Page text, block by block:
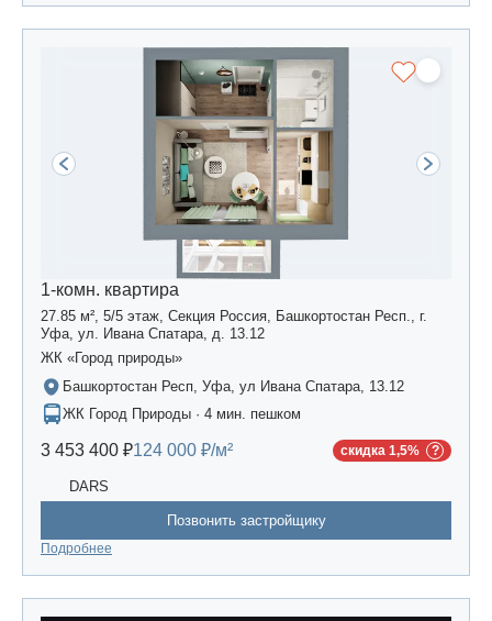
1-комн. квартира
27.85 м², 5/5 этаж, Секция Россия, Башкортостан Респ., г.
Уфа, ул. Ивана Спатара, д. 13.12
ЖК «Город природы»
Башкортостан Респ, Уфа, ул Ивана Спатара, 13.12
ЖК Город Природы · 4 мин. пешком
3 453 400 ₽124 000 ₽/м² скидка 1,5%
DARS
Позвонить застройщику
Подробнее